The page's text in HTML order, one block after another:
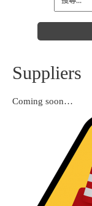
Suppliers
Coming soon…